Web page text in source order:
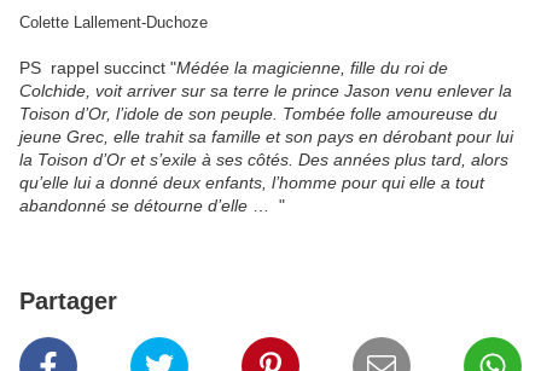
Colette Lallement-Duchoze
PS rappel succinct "Médée la magicienne, fille du roi de
Colchide, voit arriver sur sa terre le prince Jason venu enlever la
Toison d’Or, l’idole de son peuple. Tombée folle amoureuse du
jeune Grec, elle trahit sa famille et son pays en dérobant pour lui
la Toison d’Or et s’exile à ses côtés. Des années plus tard, alors
qu’elle lui a donné deux enfants, l’homme pour qui elle a tout
abandonné se détourne d’elle … "
Partager